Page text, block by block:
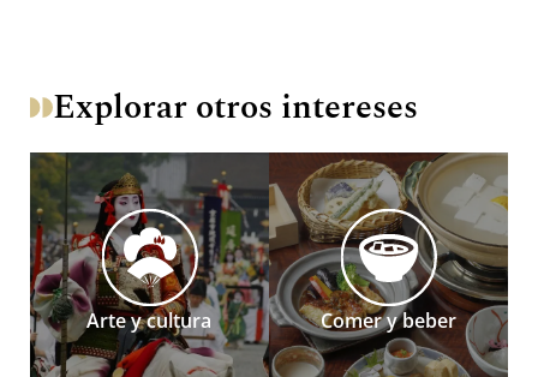
Explorar otros intereses
Arte y cultura Comer y beber